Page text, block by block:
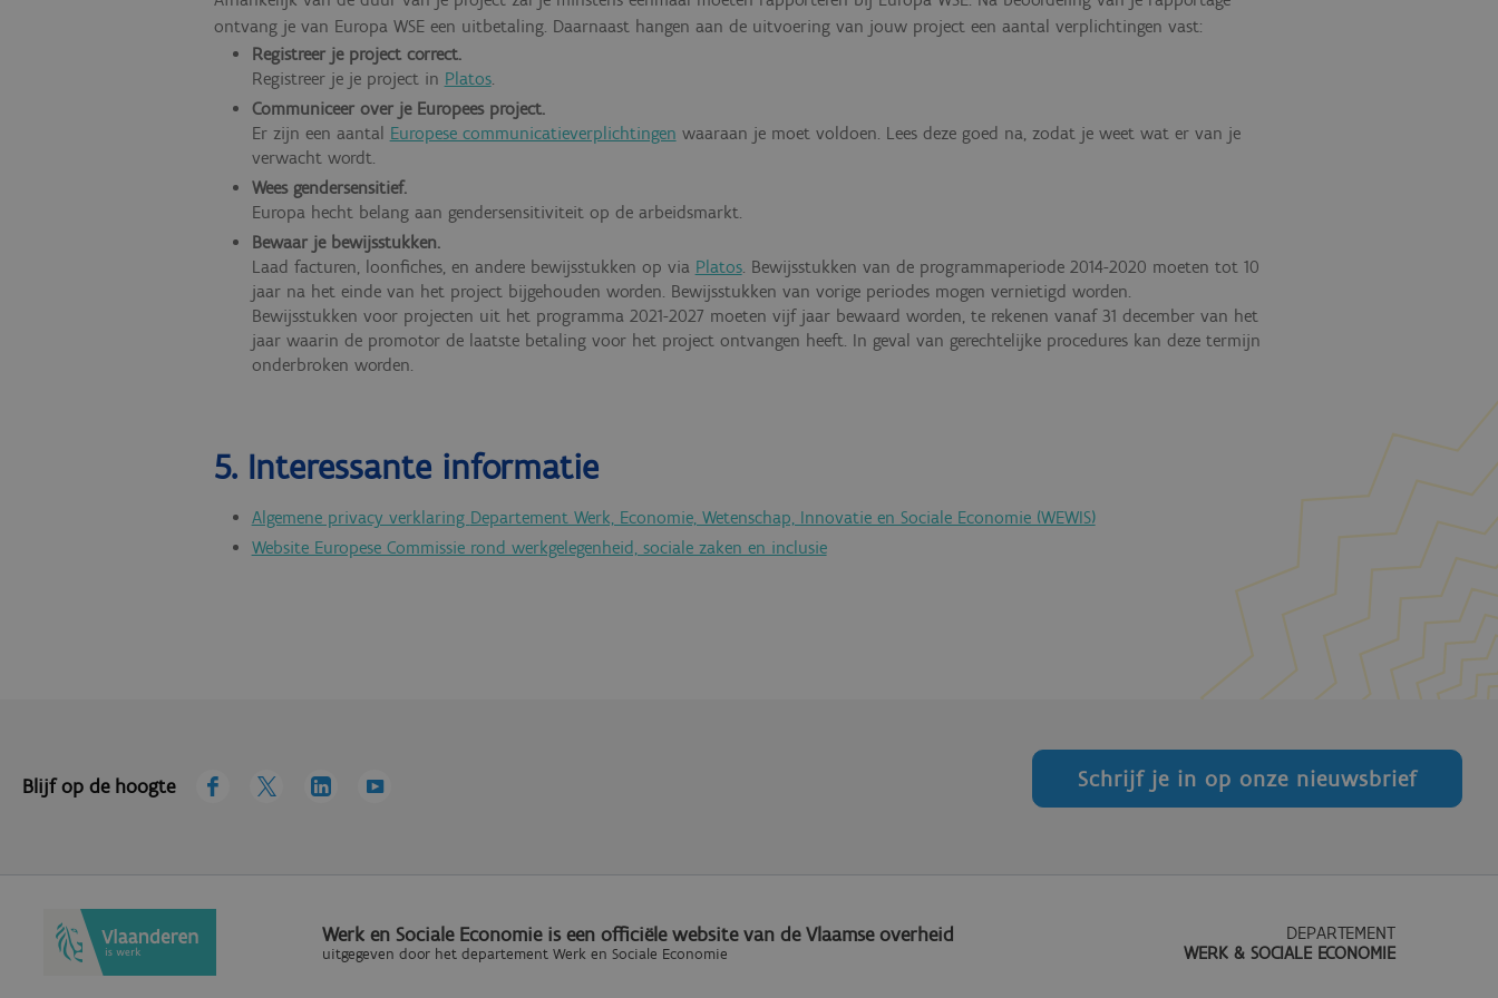
ontvang je van Europa WSE een uitbetaling. Daarnaast hangen aan de uitvoering van jouw project een aantal verplichtingen vast:
Registreer je project correct.
Registreer je je project in Platos.
Communiceer over je Europees project.
Er zijn een aantal Europese communicatieverplichtingen waaraan je moet voldoen. Lees deze goed na, zodat je weet wat er van je
verwacht wordt.
Wees gendersensitief.
Europa hecht belang aan gendersensitiviteit op de arbeidsmarkt.
Bewaar je bewijsstukken.
Laad facturen, loonfiches, en andere bewijsstukken op via Platos. Bewijsstukken van de programmaperiode 2014-2020 moeten tot 10
jaar na het einde van het project bijgehouden worden. Bewijsstukken van vorige periodes mogen vernietigd worden.
Bewijsstukken voor projecten uit het programma 2021-2027 moeten vijf jaar bewaard worden, te rekenen vanaf 31 december van het
jaar waarin de promotor de laatste betaling voor het project ontvangen heeft. In geval van gerechtelijke procedures kan deze termijn
onderbroken worden.
5. Interessante informatie
Algemene privacy verklaring Departement Werk, Economie, Wetenschap, Innovatie en Sociale Economie (WEWIS)
Website Europese Commissie rond werkgelegenheid, sociale zaken en inclusie
Blijf op de hoogte Schrijf je in op onze nieuwsbrief
Werk en Sociale Economie is een officiële website van de Vlaamse overheid
uitgegeven door het departement Werk en Sociale Economie
DEPARTEMENT
WERK & SOCIALE ECONOMIE